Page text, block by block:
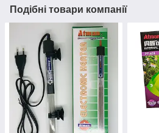
Подібні товари компанії